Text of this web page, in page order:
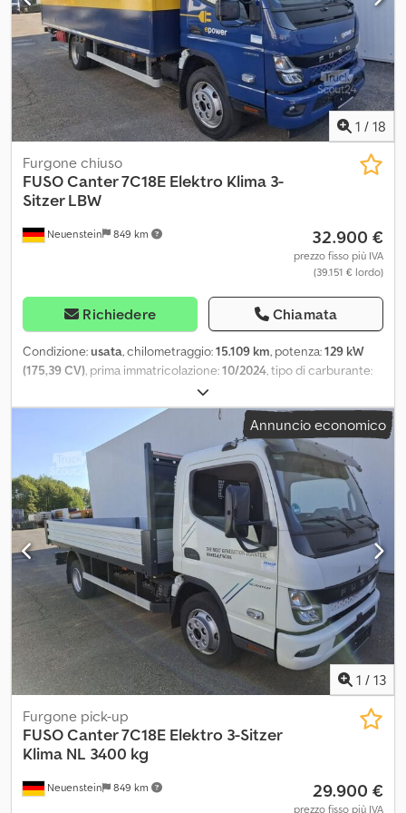
Piattaforma di carico Dautel 1.000 kg, altezza: 1,80 m * Dimensioni
pneumatici: 205/75R17,5 ----il nostro indirizzo e-mail: il nostro
servizio per voi: Csdpfozqivgox Al Ajha - Procurare targhe a breve
termine o targhe doganali - Trasporto/consegna in tutta l'UE -
Sdoganamento di veicoli verso paesi terzi Whatsapp per inglese,
tedesco, russo e altre lingue:
1 / 18
Neuenstein 849 km
Furgone chiuso
FUSOCanter 7C18E Elektro Klima 3-
Sitzer LBW
32.900 €
prezzo fisso più IVA
(39.151 € lordo)
Richiedere Chiamata
Condizione:usata, chilometraggio:15.109 km, potenza:129 kW
(175,39 CV) , prima immatricolazione:10/2024 , tipo di carburante:
7.490 kg
ingranaggio:automatico, volume dello spazio di carico:33 m³,
lunghezza spazio di carico:
, larghezza vano di carico:
, altezza vano di carico:2.250 mm, Equipaggiamento:
ABS, aria condizionata, sponda idraulica, * 20675 - ID per
richieste telefoniche Chsdpfxozqivaj Al Aja * Elettrico * Airbag,
telecamera posteriore, sedili riscaldati, parabrezza riscaldato,
volante riscaldato, climatizzatore, radio, cambio automatico,
specchietti riscaldati, 3 posti * Barre di fissaggio * Cassone
ribaltabile Dautel, portata 1.000 kg, sistema di blocco per il
trasporto * Versione con peso: 9,5 tonnellate * Cassone leggero
RAPID * Dimensioni pneumatici: 205/75R17,5 ----il nostro indirizzo
e-mail: i nostri servizi per voi: - Provvediamo all'ottenimento di
targhe provvisorie o di transito - Trasporto/consegna in tutta
l'UE - Sdoganamento dei veicoli verso paesi terzi Whatsapp per
inglese, tedesco, russo e altre lingue:
Annuncio economico
1 / 13
Neuenstein 849 km
Furgone pick-up
FUSOCanter 7C18E Elektro 3-Sitzer
Klima NL 3400 kg
29.900 €
prezzo fisso più IVA